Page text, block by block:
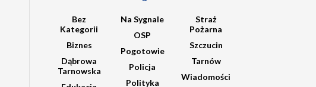
Bez
Kategorii
Biznes
Dąbrowa
Tarnowska
Na Sygnale
OSP
Pogotowie
Policja
Polityka
Straż
Pożarna
Szczucin
Tarnów
Wiadomości